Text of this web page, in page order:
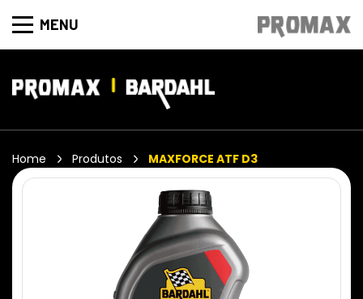
MENU
Home Produtos MAXFORCE ATF D3